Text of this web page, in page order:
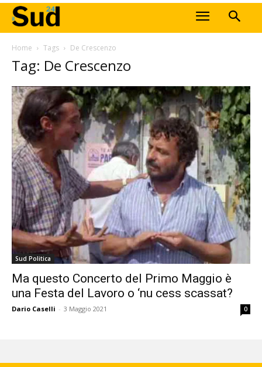
Home Tags De Crescenzo
Tag: De Crescenzo
Sud Politica
Ma questo Concerto del Primo Maggio è
una Festa del Lavoro o ‘nu cess scassat?
Dario Caselli - 3 Maggio 2021 0